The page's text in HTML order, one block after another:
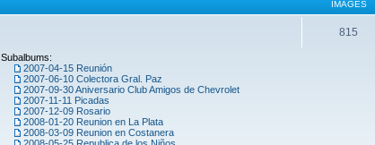
IMAGES
Subalbums:
2007-04-15 Reunión
2007-06-10 Colectora Gral. Paz
2007-09-30 Aniversario Club Amigos de Chevrolet
2007-11-11 Picadas
2007-12-09 Rosario
2008-01-20 Reunion en La Plata
2008-03-09 Reunion en Costanera
2008-05-25 Republica de los Niños
815